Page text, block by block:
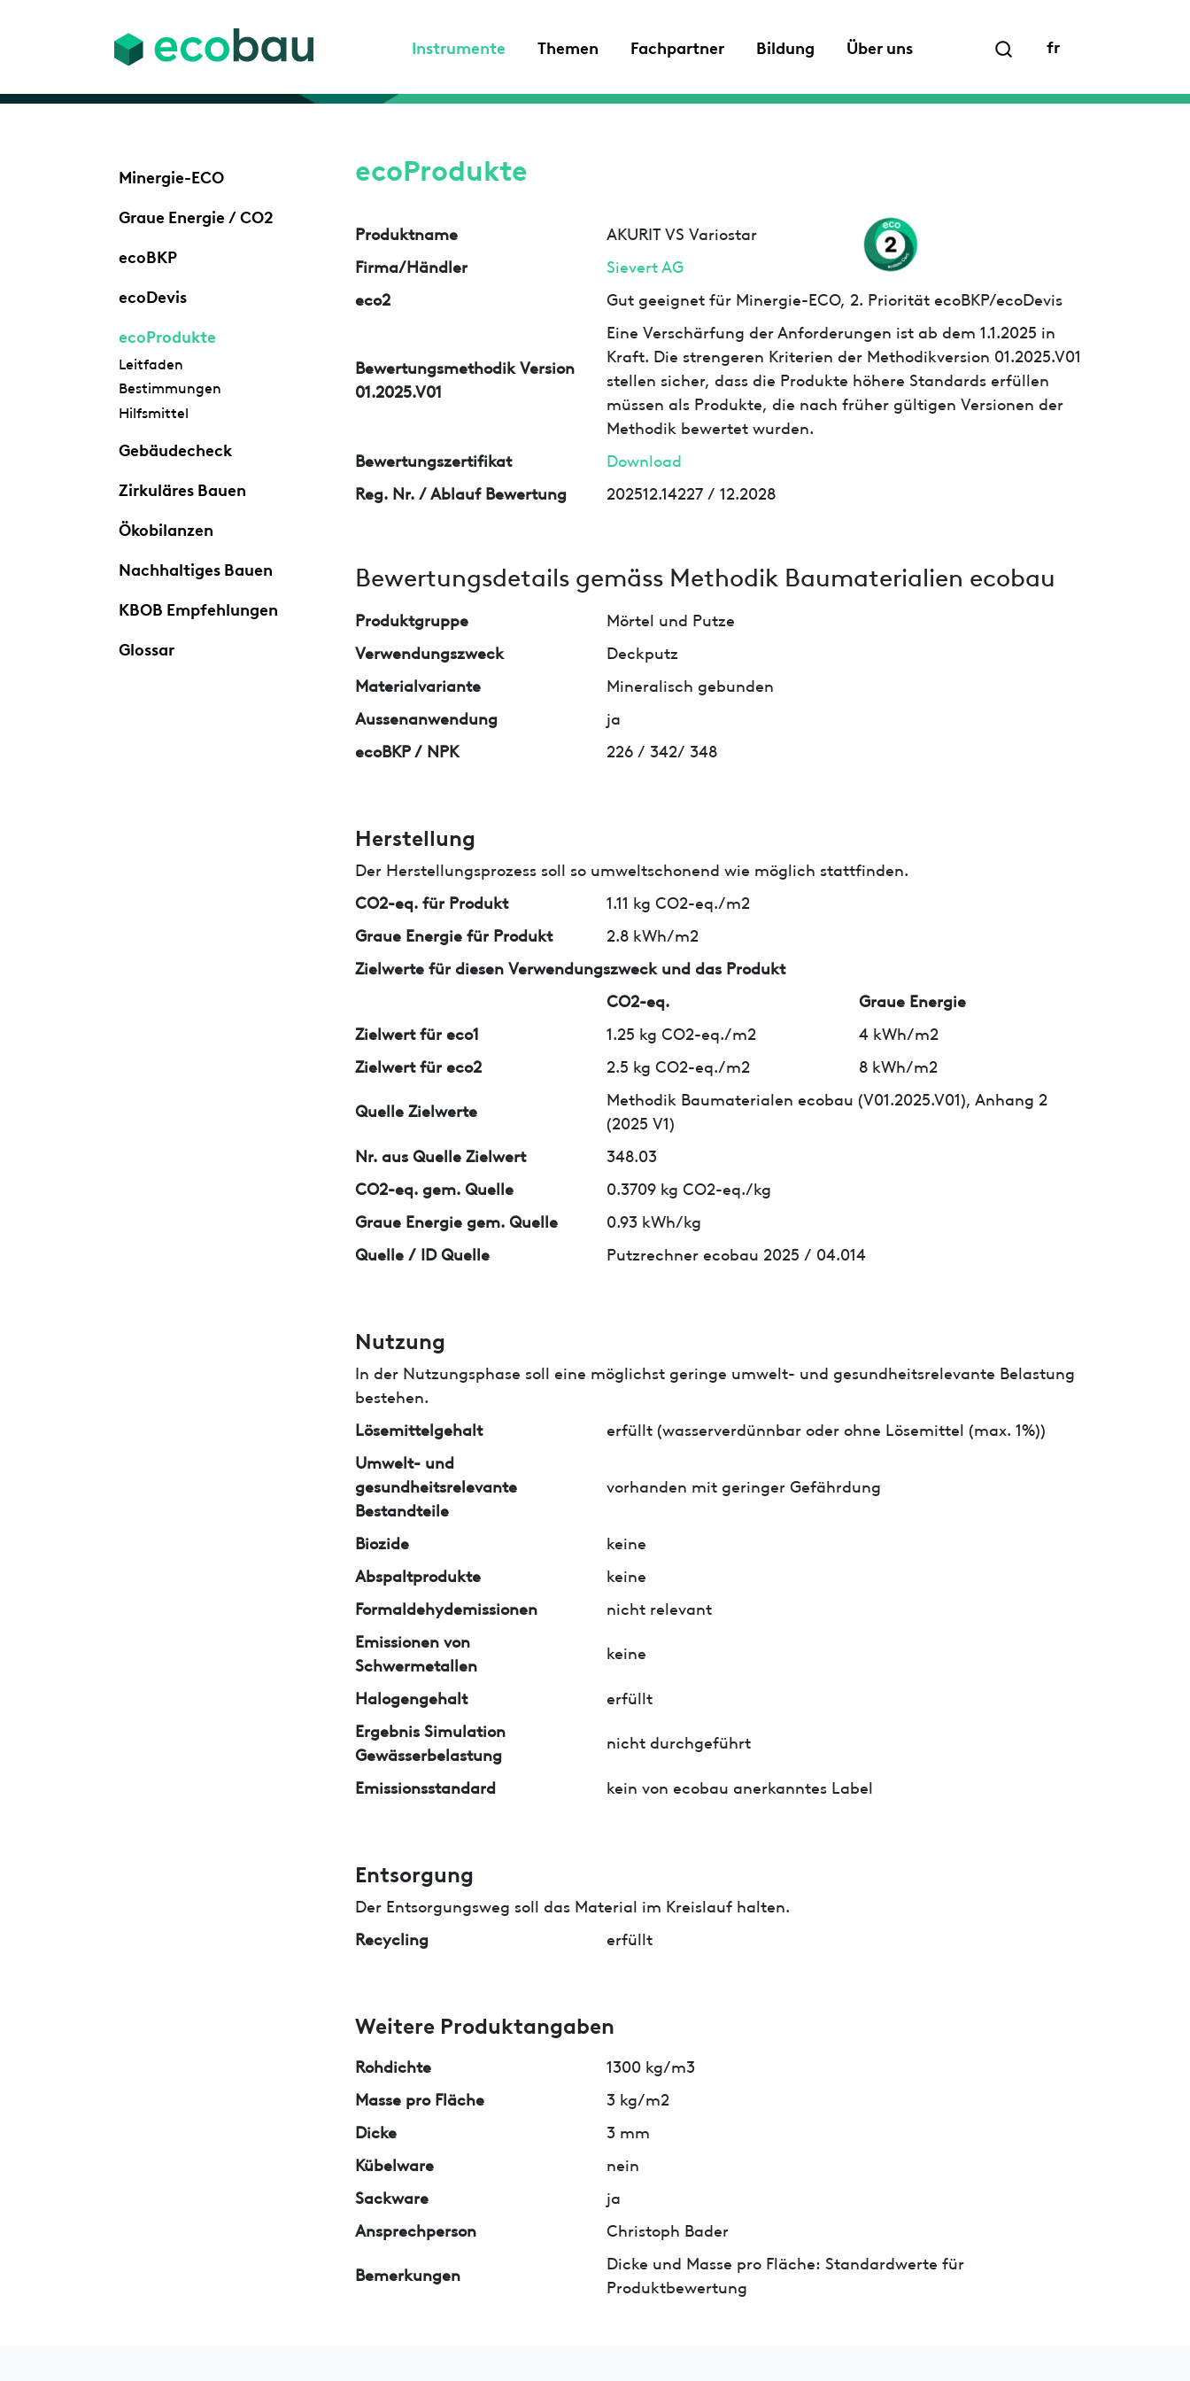
Instrumente Themen Fachpartner Bildung Über uns fr
Minergie-ECO
Graue Energie / CO2
ecoBKP
ecoDevis
ecoProdukte
Leitfaden
Bestimmungen
Hilfsmittel
Gebäudecheck
Zirkuläres Bauen
Ökobilanzen
Nachhaltiges Bauen
KBOB Empfehlungen
Glossar
ecoProdukte
Produktname
AKURIT VS Variostar
Firma/Händler
Sievert AG
eco2
Gut geeignet für Minergie-ECO, 2. Priorität ecoBKP/ecoDevis
Bewertungsmethodik Version
01.2025.V01
Eine Verschärfung der Anforderungen ist ab dem 1.1.2025 in
Kraft. Die strengeren Kriterien der Methodikversion 01.2025.V01
stellen sicher, dass die Produkte höhere Standards erfüllen
müssen als Produkte, die nach früher gültigen Versionen der
Methodik bewertet wurden.
Bewertungszertifikat
Download
Reg. Nr. / Ablauf Bewertung
202512.14227 / 12.2028
Bewertungsdetails gemäss Methodik Baumaterialien ecobau
Produktgruppe
Mörtel und Putze
Verwendungszweck
Deckputz
Materialvariante
Mineralisch gebunden
Aussenanwendung
ja
ecoBKP / NPK
226 / 342/ 348
Herstellung
Der Herstellungsprozess soll so umweltschonend wie möglich stattfinden.
CO2-eq. für Produkt
1.11 kg CO2-eq./m2
Graue Energie für Produkt
2.8 kWh/m2
Zielwerte für diesen Verwendungszweck und das Produkt
CO2-eq.
Graue Energie
Zielwert für eco1
1.25 kg CO2-eq./m2
4 kWh/m2
Zielwert für eco2
2.5 kg CO2-eq./m2 8 kWh/m2
Quelle Zielwerte
Methodik Baumaterialen ecobau (V01.2025.V01), Anhang 2
(2025 V1)
Nr. aus Quelle Zielwert
348.03
CO2-eq. gem. Quelle
0.3709 kg CO2-eq./kg
Graue Energie gem. Quelle
0.93 kWh/kg
Quelle / ID Quelle
Putzrechner ecobau 2025 / 04.014
Nutzung
In der Nutzungsphase soll eine möglichst geringe umwelt- und gesundheitsrelevante Belastung
bestehen.
Lösemittelgehalt
erfüllt (wasserverdünnbar oder ohne Lösemittel (max. 1%))
Umwelt- und
gesundheitsrelevante
Bestandteile
vorhanden mit geringer Gefährdung
Biozide
keine
Abspaltprodukte
keine
Formaldehydemissionen
nicht relevant
Emissionen von
Schwermetallen
keine
Halogengehalt
erfüllt
Ergebnis Simulation
Gewässerbelastung
nicht durchgeführt
Emissionsstandard kein von ecobau anerkanntes Label
Entsorgung
Der Entsorgungsweg soll das Material im Kreislauf halten.
Recycling
erfüllt
Weitere Produktangaben
Rohdichte
1300 kg/m3
Masse pro Fläche
3 kg/m2
Dicke
3 mm
Kübelware
nein
Sackware
ja
Ansprechperson
Christoph Bader
Bemerkungen
Dicke und Masse pro Fläche: Standardwerte für
Produktbewertung